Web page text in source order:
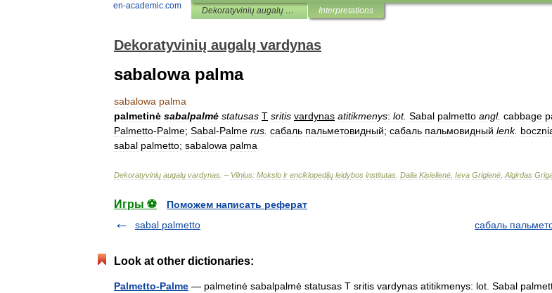
en-academic.com Dekoratyvinių augalų vardynas Interpretations
Dekoratyvinių augalų vardynas
sabalowa palma
sabalowa palma
palmetinė sabalpalmė statusas T sritis vardynas atitikmenys: lot. Sabal palmetto angl. cabbage
Palmetto-Palme; Sabal-Palme rus сабаль пальметовидный; сабаль пальмовидный lenk.
sabal palmetto; sabalowa palma
Dekoratyvinių augalų vardynas . – Vilnius: Mokslo ir enciklopedijų leidybos institutas Dalia Kisielienė Ieva Grigienė Algirdas
Игры ⚽
Поможем написать реферат
sabal palmetto
сабаль
Look at other dictionaries:
Palmetto-Palme — palmetinė sabalpalmė statusas T sritis vardynas atitikmenys: lot. Sabal